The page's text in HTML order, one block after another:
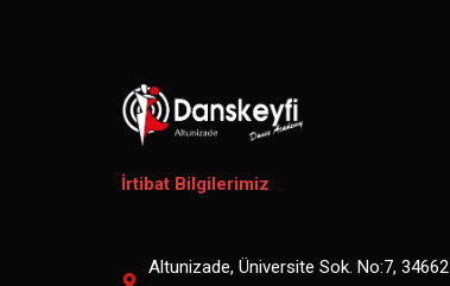
İrtibat Bilgilerimiz
Altunizade, Üniversite Sok. No:7,